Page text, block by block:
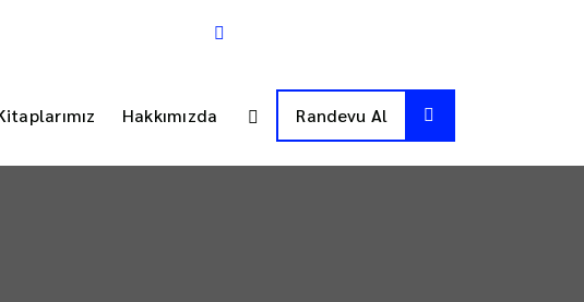
Hakkımızda Randevu Al